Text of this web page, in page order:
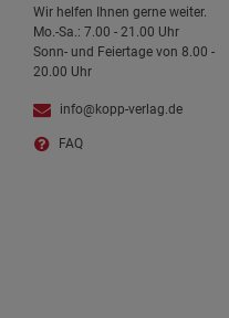
Wir helfen Ihnen gerne weiter.
Mo.-Sa.: 7.00 - 21.00 Uhr
Sonn- und Feiertage von 8.00 -
20.00 Uhr
info@kopp-verlag.de
FAQ